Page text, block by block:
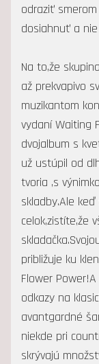
odraziť
dosiahnuť a
Na to,že
až prekvapivo
muzikantom
vydaní Waiting
dvojalbum s
už ustúpil od
tvoria ,s
skladby.Ale
celok,zistíte,že
približuje ku
Flower
odkazy na
avantgardné
niekde pri
skrývajú